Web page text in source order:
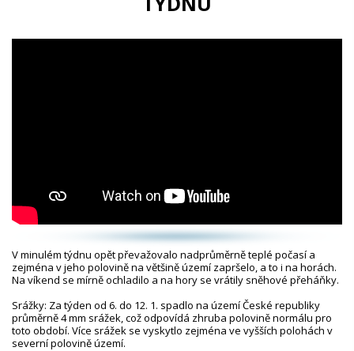
V minulém týdnu opět převažovalo nadprůměrně teplé počasí a
zejména v jeho polovině na většině území zapršelo, a to i na horách.
Na víkend se mírně ochladilo a na hory se vrátily sněhové přeháňky.
Srážky: Za týden od 6. do 12. 1. spadlo na území České republiky
průměrně 4 mm srážek, což odpovídá zhruba polovině normálu pro
toto období. Více srážek se vyskytlo zejména ve vyšších polohách v
severní polovině území.